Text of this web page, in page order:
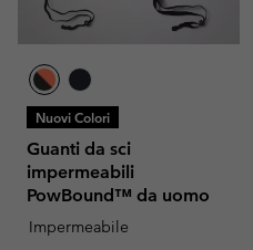
Nuovi Colori
Guanti da sci
impermeabili
PowBound™ da uomo
Impermeabile